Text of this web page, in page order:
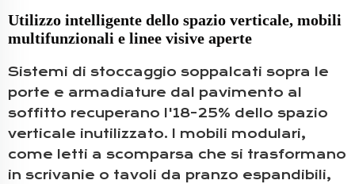
Utilizzo intelligente dello spazio verticale, mobili
multifunzionali e linee visive aperte
Sistemi di stoccaggio soppalcati sopra le
porte e armadiature dal pavimento al
soffitto recuperano l'18-25% dello spazio
verticale inutilizzato. I mobili modulari,
come letti a scomparsa che si trasformano
in scrivanie o tavoli da pranzo espandibili,